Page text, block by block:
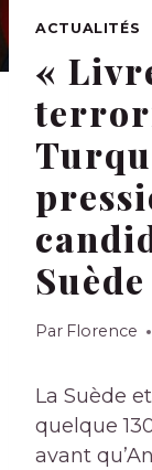
ACTUALITÉS
«
Par Florence
La Suède
quelque
avant